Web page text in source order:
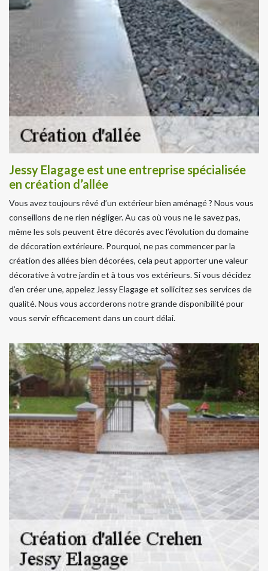
Jessy Elagage est une entreprise spécialisée
en création d’allée
Vous avez toujours rêvé d’un extérieur bien aménagé ? Nous vous
conseillons de ne rien négliger. Au cas où vous ne le savez pas,
même les sols peuvent être décorés avec l’évolution du domaine
de décoration extérieure. Pourquoi, ne pas commencer par la
création des allées bien décorées, cela peut apporter une valeur
décorative à votre jardin et à tous vos extérieurs. Si vous décidez
d’en créer une, appelez Jessy Elagage et sollicitez ses services de
qualité. Nous vous accorderons notre grande disponibilité pour
vous servir efficacement dans un court délai.